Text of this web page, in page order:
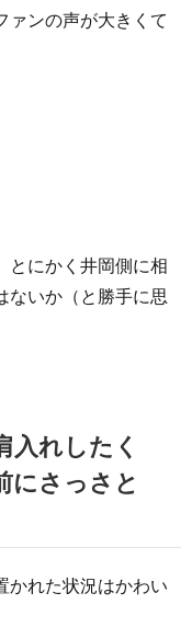
ァンの声が大きくて
とにかく井岡側に相
ないか（と勝手に思
入れしたく
にさっさと
かれた状況はかわい